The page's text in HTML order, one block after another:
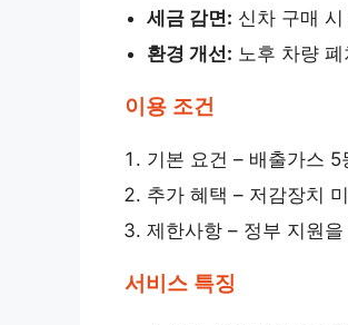
세금 감면: 신차 구매
환경 개선: 노후 차량
이용 조건
기본 요건 – 배출가스
추가 혜택 – 저감장치
제한사항 – 정부 지원
서비스 특징